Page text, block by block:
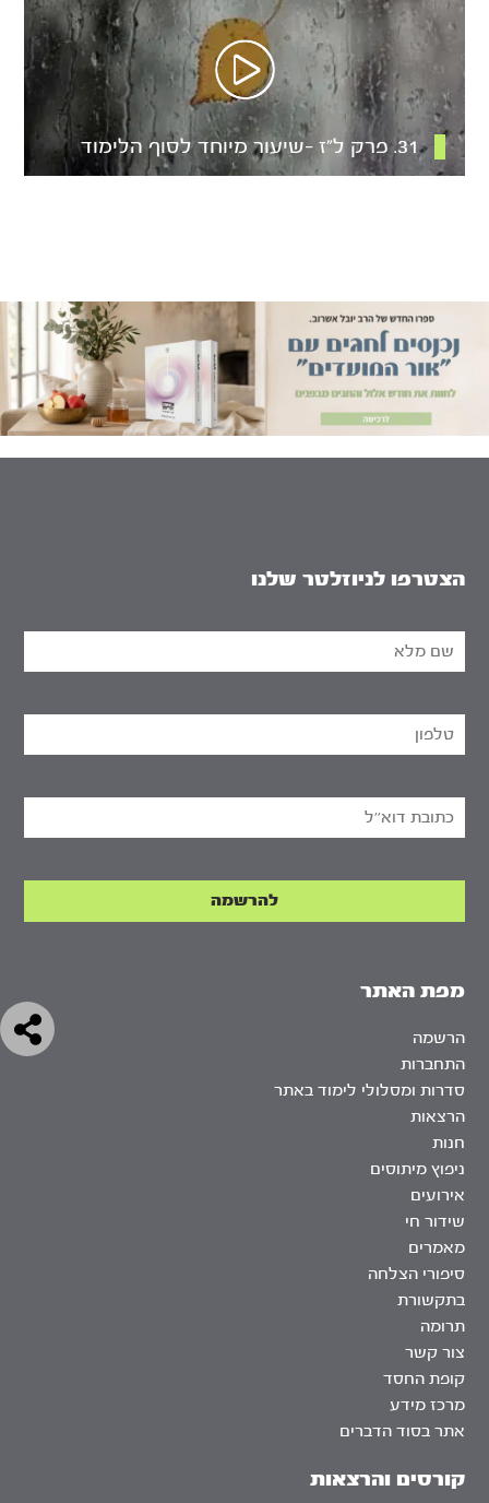
31. פרק ל”ז -שיעור מיוחד לסוף הלימוד
מפת האתר
הרשמה
התחברות
סדרות ומסלולי לימוד באתר
הרצאות
חנות
ניפוץ מיתוסים
אירועים
שידור חי
מאמרים
סיפורי הצלחה
בתקשורת
תרומה
צור קשר
קופת החסד
מרכז מידע
אתר בסוד הדברים
קורסים והרצאות
הצטרפו לניוזלטר שלנו